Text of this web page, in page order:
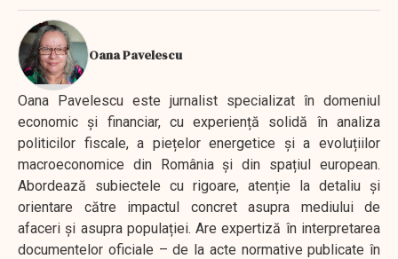
Oana Pavelescu
Oana Pavelescu este jurnalist specializat în domeniul
economic și financiar, cu experiență solidă în analiza
politicilor fiscale, a piețelor energetice și a evoluțiilor
macroeconomice din România și din spațiul european.
Abordează subiectele cu rigoare, atenție la detaliu și
orientare către impactul concret asupra mediului de
afaceri și asupra populației. Are expertiză în interpretarea
documentelor oficiale – de la acte normative publicate în